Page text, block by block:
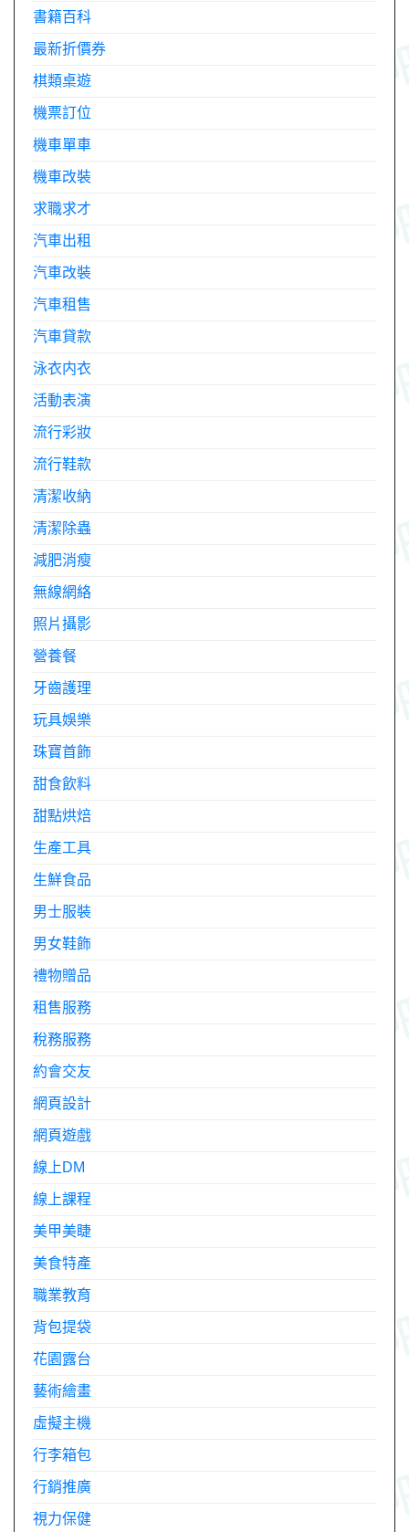
書籍百科
最新折價券
棋類桌遊
機票訂位
機車單車
機車改裝
求職求才
汽車出租
汽車改裝
汽車租售
汽車貸款
泳衣内衣
活動表演
流行彩妝
流行鞋款
清潔收納
清潔除蟲
減肥消瘦
無線網絡
照片攝影
營養餐
牙齒護理
玩具娛樂
珠寶首飾
甜食飲料
甜點烘焙
生產工具
生鮮食品
男士服裝
男女鞋飾
禮物贈品
租售服務
稅務服務
約會交友
網頁設計
網頁遊戲
線上DM
線上課程
美甲美睫
美食特產
職業教育
背包提袋
花園露台
藝術繪畫
虛擬主機
行李箱包
行銷推廣
視力保健